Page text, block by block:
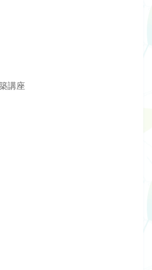
講座